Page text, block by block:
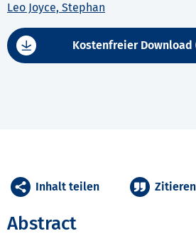
Leo Joyce, Stephan
Kostenfreier Download
Abstract
Inhalt teilen Zitieren